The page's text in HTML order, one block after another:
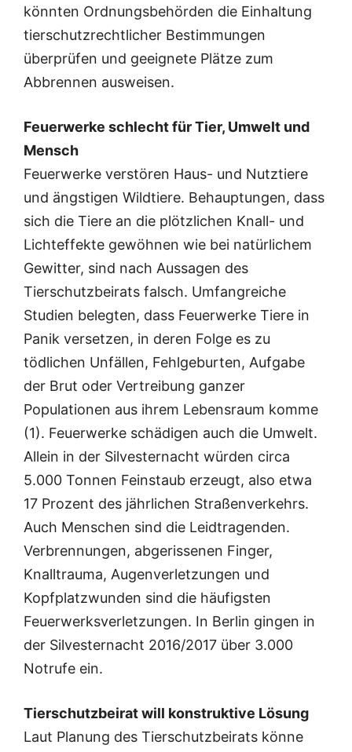
könnten Ordnungsbehörden die Einhaltung
tierschutzrechtlicher Bestimmungen
überprüfen und geeignete Plätze zum
Abbrennen ausweisen.
Feuerwerke schlecht für Tier, Umwelt und
Mensch
Feuerwerke verstören Haus- und Nutztiere
und ängstigen Wildtiere. Behauptungen, dass
sich die Tiere an die plötzlichen Knall- und
Lichteffekte gewöhnen wie bei natürlichem
Gewitter, sind nach Aussagen des
Tierschutzbeirats falsch. Umfangreiche
Studien belegten, dass Feuerwerke Tiere in
Panik versetzen, in deren Folge es zu
tödlichen Unfällen, Fehlgeburten, Aufgabe
der Brut oder Vertreibung ganzer
Populationen aus ihrem Lebensraum komme
(1). Feuerwerke schädigen auch die Umwelt.
Allein in der Silvesternacht würden circa
5.000 Tonnen Feinstaub erzeugt, also etwa
17 Prozent des jährlichen Straßenverkehrs.
Auch Menschen sind die Leidtragenden.
Verbrennungen, abgerissenen Finger,
Knalltrauma, Augenverletzungen und
Kopfplatzwunden sind die häufigsten
Feuerwerksverletzungen. In Berlin gingen in
der Silvesternacht 2016/2017 über 3.000
Notrufe ein.
Tierschutzbeirat will konstruktive Lösung
Laut Planung des Tierschutzbeirats könne